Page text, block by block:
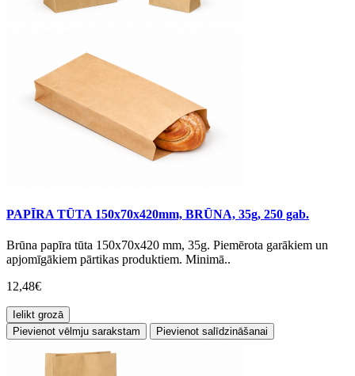
PAPĪRA TŪTA 150x70x420mm, BRŪNA, 35g, 250 gab.
Brūna papīra tūta 150x70x420 mm, 35g. Piemērota garākiem un
apjomīgākiem pārtikas produktiem. Minimā..
12,48€
Ielikt grozā
Pievienot vēlmju sarakstam
Pievienot salīdzināšanai